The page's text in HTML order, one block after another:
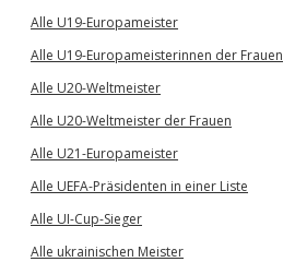
Alle U19-Europameister
Alle U19-Europameisterinnen der Frauen
Alle U20-Weltmeister
Alle U20-Weltmeister der Frauen
Alle U21-Europameister
Alle UEFA-Präsidenten in einer Liste
Alle UI-Cup-Sieger
Alle ukrainischen Meister